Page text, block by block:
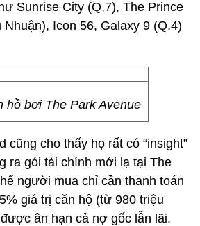
Sunrise City (Q,7), The Prince
Nhuận), Icon 56, Galaxy 9 (Q.4)
hồ bơi The Park Avenue
cũng cho thấy họ rất có “insight”
ra gói tài chính mới lạ tại The
người mua chỉ cần thanh toán
giá trị căn hộ (từ 980 triệu
ân hạn cả nợ gốc lẫn lãi.